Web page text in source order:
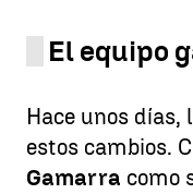
El equipo
Hace unos días,
estos cambios.
Gamarra como